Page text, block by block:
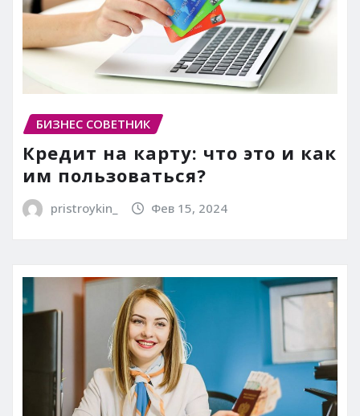
БИЗНЕС СОВЕТНИК
Кредит на карту: что это и как
им пользоваться?
pristroykin_ Фев 15, 2024